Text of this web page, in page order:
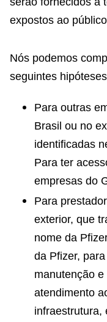
expostos ao
Nós podemos
seguintes
Para outras
Brasil ou no
identificadas
Para ter
empresas do
Para
exterior, que
nome da
da Pfizer,
manutenção
atendimento
infraestrutura,